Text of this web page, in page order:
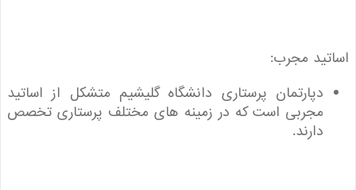
مجرب:
دپارتمان پرستاری دانشگاه گلیشیم متشکل از اساتید
مجربی است که در زمینه های مختلف پرستاری تخصص
دارند.